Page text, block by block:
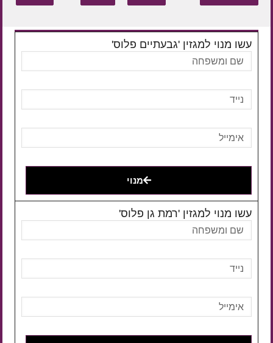
עשו מנוי למגזין 'גבעתיים פלוס'
מנוי
עשו מנוי למגזין 'רמת גן פלוס'